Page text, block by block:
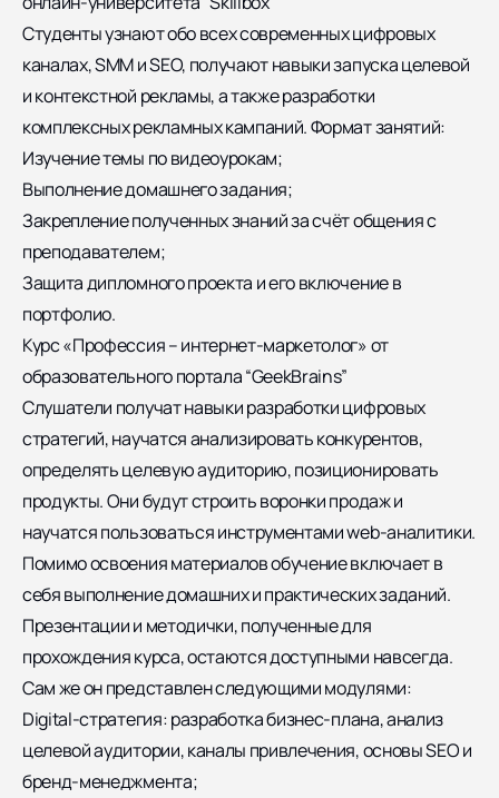
Студенты узнают обо всех современных цифровых
каналах, SMM и SEO, получают навыки запуска целевой
и контекстной рекламы, а также разработки
комплексных рекламных кампаний. Формат занятий:
Изучение темы по видеоурокам;
Выполнение домашнего задания;
Закрепление полученных знаний за счёт общения с
преподавателем;
Защита дипломного проекта и его включение в
портфолио.
Курс «Профессия – интернет-маркетолог» от
образовательного портала “GeekBrains”
Слушатели получат навыки разработки цифровых
стратегий, научатся анализировать конкурентов,
определять целевую аудиторию, позиционировать
продукты. Они будут строить воронки продаж и
научатся пользоваться инструментами web-аналитики.
Помимо освоения материалов обучение включает в
себя выполнение домашних и практических заданий.
Презентации и методички, полученные для
прохождения курса, остаются доступными навсегда.
Сам же он представлен следующими модулями:
Digital-стратегия: разработка бизнес-плана, анализ
целевой аудитории, каналы привлечения, основы SEO и
бренд-менеджмента;